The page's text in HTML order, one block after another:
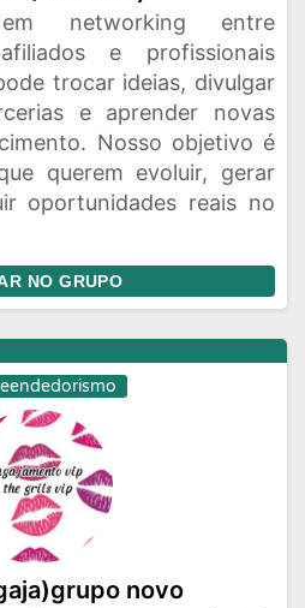
Musicas
Namoro
Profissoes
Sociais
Religiao
Vagas de Emprego
networking entre
e profissionais
trocar ideias, divulgar
e aprender novas
Nosso objetivo é
querem evoluir, gerar
oportunidades reais no
NO GRUPO
novo